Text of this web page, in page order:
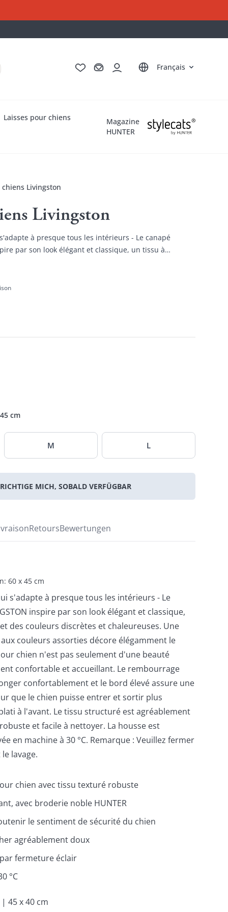
Deutsch
English
Italiano
Nederlands
Français
Laisses pour chiens
Magazine
HUNTER
Livingston
Livingston
à presque tous les intérieurs - Le canapé
par son look élégant et classique, un tissu à
cm
M L
MICH, SOBALD VERFÜGBAR
RetoursBewertungen
60 x 45 cm
s'adapte à presque tous les intérieurs - Le
inspire par son look élégant et classique,
des couleurs discrètes et chaleureuses. Une
couleurs assorties décore élégamment le
chien n'est pas seulement d'une beauté
confortable et accueillant. Le rembourrage
confortablement et le bord élevé assure une
que le chien puisse entrer et sortir plus
à l'avant. Le tissu structuré est agréablement
et facile à nettoyer. La housse est
en machine à 30 °C. Remarque : Veuillez fermer
lavage.
chien avec tissu texturé robuste
avec broderie noble HUNTER
le sentiment de sécurité du chien
agréablement doux
fermeture éclair
°C
45 x 40 cm